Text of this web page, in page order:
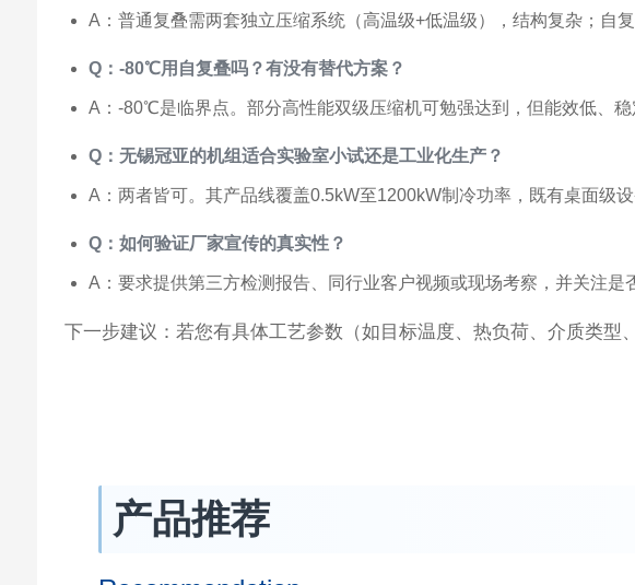
A：普通复叠需两套独立压缩系统（高温级+低温级），结构复杂；自
Q：-80℃用自复叠吗？有没有替代方案？
A：-80℃是临界点。部分高性能双级压缩机可勉强达到，但能效低、
Q：无锡冠亚的机组适合实验室小试还是工业化生产？
A：两者皆可。其产品线覆盖0.5kW至1200kW制冷功率，既有桌面级
Q：如何验证厂家宣传的真实性？
A：要求提供第三方检测报告、同行业客户视频或现场考察，并关注是
下一步建议：若您有具体工艺参数（如目标温度、热负荷、介质类型
产品推荐